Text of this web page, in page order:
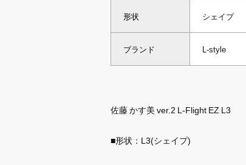
形状 シェイプ
ブランド L-style
佐藤 かす美 ver.2 L-Flight EZ L3
■形状：L3(シェイプ)